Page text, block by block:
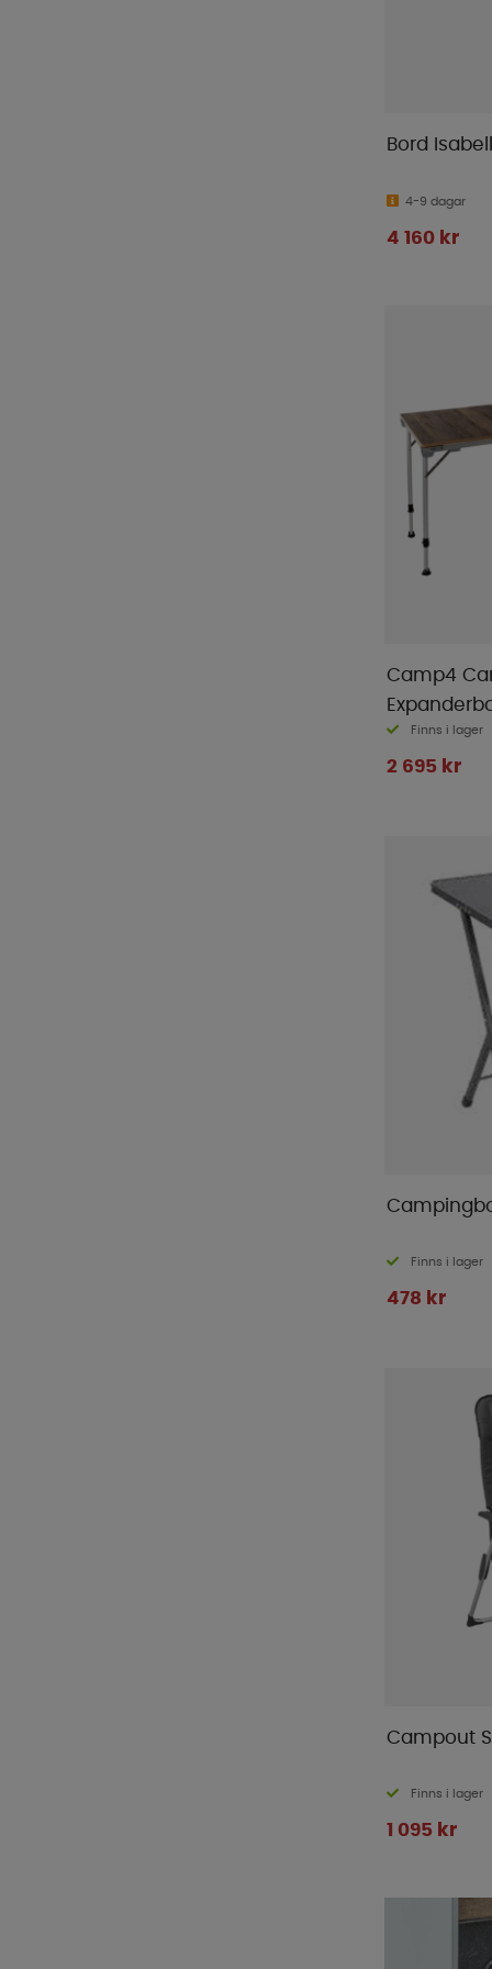
Bord
4-9 dagar
4 160 kr
Camp4
Finns i lager
2 695 kr
Finns i lager
478 kr
Campout
Finns i lager
1 095 kr